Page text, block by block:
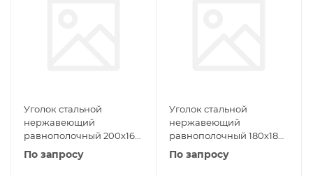
Уголок стальной
нержавеющий
равнополочный 200х16
мм 08Х18Н10 ГОСТ 8509-
По запросу
Уголок стальной
нержавеющий
равнополочный 180х18
мм 08Х18Н10 ГОСТ 8509-
По запросу